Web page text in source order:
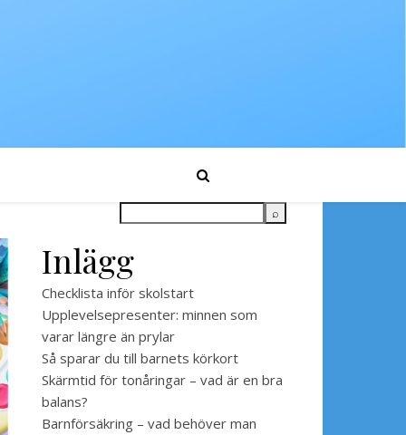
Inlägg
Checklista inför skolstart
Upplevelsepresenter: minnen som
varar längre än prylar
Så sparar du till barnets körkort
Skärmtid för tonåringar – vad är en bra
balans?
Barnförsäkring – vad behöver man